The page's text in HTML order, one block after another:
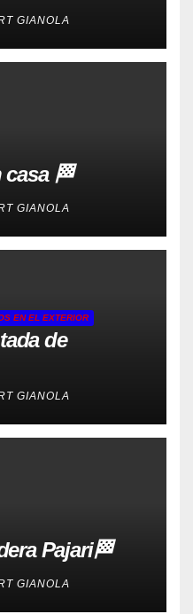
GIANOLA
casa 🏁
GIANOLA
EN EL EXTERIOR
de
GIANOLA
Pajari🏁
GIANOLA